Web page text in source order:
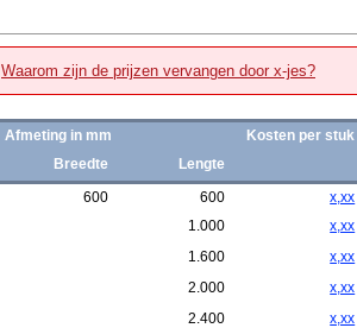
Waarom zijn de prijzen vervangen door x-jes?
Afmeting in mm
Kosten per stuk
Breedte
Lengte
600 600
x,xx
1.000
x,xx
1.600
x,xx
2.000
x,xx
2.400
x,xx